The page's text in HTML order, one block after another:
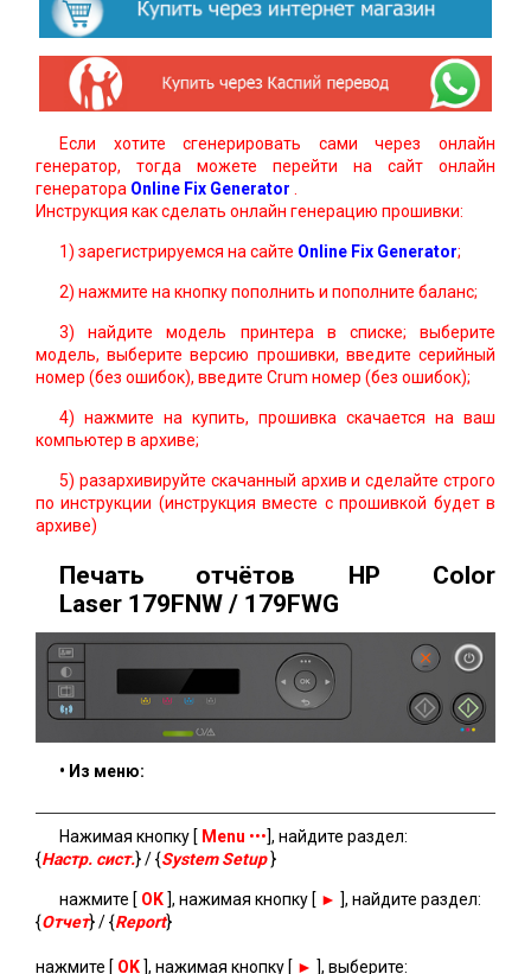
Если хотите сгенерировать сами через онлайн
генератор, тогда можете перейти на сайт онлайн
генератора Online Fix Generator
Инструкция как сделать онлайн генерацию прошивки:
1) зарегистрируемся на сайте Online Fix Generator;
2) нажмите на кнопку пополнить и пополните баланс;
3) найдите модель принтера в списке; выберите
модель, выберите версию прошивки, введите серийный
номер (без ошибок), введите Crum номер (без ошибок);
4) нажмите на купить, прошивка скачается на ваш
компьютер в архиве;
5) разархивируйте скачанный архив и сделайте строго
по инструкции (инструкция вместе с прошивкой будет в
архиве)
Печать отчётов HP Color
Laser 179FNW / 179FWG
• Из меню:
Нажимая кнопку [ Мenu •••], найдите раздел:
{Настр. сист.} / {System Setup}
нажмите [ OK ], нажимая кнопку [ ► ], найдите раздел:
{Отчет} / {Report}
нажмите [ OK ], нажимая кнопку [ ► ], выберите: